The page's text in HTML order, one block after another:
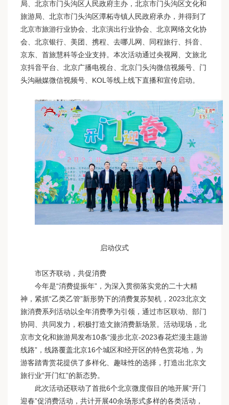
局、北京市门头沟区人民政府主办，北京市门头沟区文化和
旅游局、北京市门头沟区潭柘寺镇人民政府承办，并得到了
北京市旅游行业协会、北京演出行业协会、北京网络文化协
会、北京银行、美团、携程、去哪儿网、同程旅行、抖音、
京东、首旅慧科等企业支持。本次活动通过央视网、文旅北
京抖音平台、北京广播电视台、北京门头沟微信视频号、门
头沟融媒微信视频号、KOL等线上线下直播和宣传启动。
启动仪式
市区齐联动，共促消费
今年是“消费提振年”，为深入贯彻落实党的二十大精
神，紧抓“乙类乙管”新形势下的消费复苏契机，2023北京文
旅消费系列活动以全年消费季为引领，通过市区联动、部门
协同、共同发力，积极打造文旅消费新场景。活动现场，北
京市文化和旅游局发布10条“漫步北京-2023春花烂漫主题游
线路”，线路覆盖北京16个城区和经开区的特色赏花地，为
游客踏青赏花提供了多样化、趣味性的选择，打造出北京文
旅行业“开门红”的新态势。
此次活动还联动了首批6个北京微度假目的地开展“开门
迎春”促消费活动，共计开展40余场形式多样的各类活动，